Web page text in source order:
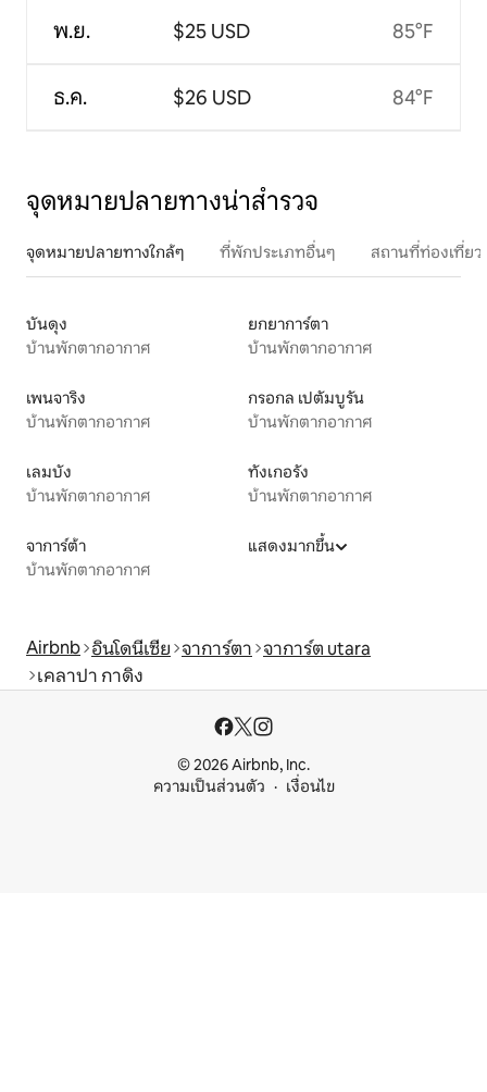
พ.ย.
ธ.ค.
$25 USD
$26 USD
85°F
84°F
จุดหมายปลายทางน่าสำรวจ
จุดหมายปลายทางใกล้ๆ ที่พักประเภทอื่นๆ สถานที่ท่องเที่ย
บันดุง
บ้านพักตากอากาศ
ยกยาการ์ตา
บ้านพักตากอากาศ
เพนจาริง
บ้านพักตากอากาศ
กรอกล เปตัมบูรัน
บ้านพักตากอากาศ
เลมบัง
บ้านพักตากอากาศ
ทังเกอรัง
บ้านพักตากอากาศ
จาการ์ต้า
บ้านพักตากอากาศ
แสดงมากขึ้น
Airbnb อินโดนีเซีย จาการ์ตา จาการ์ต utara
เคลาปา กาดิง
© 2026 Airbnb, Inc.
ความเป็นส่วนตัว
เงื่อนไข